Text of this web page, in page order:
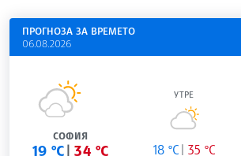
ПРОГНОЗА ЗА ВРЕМЕТО
06.08.2026
СОФИЯ
19 °C 34 °C
УТРЕ
18 °C 35 °C